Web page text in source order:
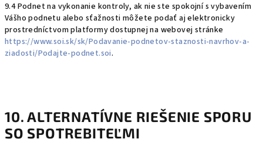
9.4 Podnet na vykonanie kontroly, ak nie ste spokojní s vybavením
Vášho podnetu alebo sťažnosti môžete podať aj elektronicky
prostredníctvom platformy dostupnej na webovej stránke
https://www.soi.sk/sk/Podavanie-podnetov-staznosti-navrhov-a-
ziadosti/Podajte-podnet.soi.
10. ALTERNATÍVNE RIEŠENIE SPORU
SO SPOTREBITEĽMI